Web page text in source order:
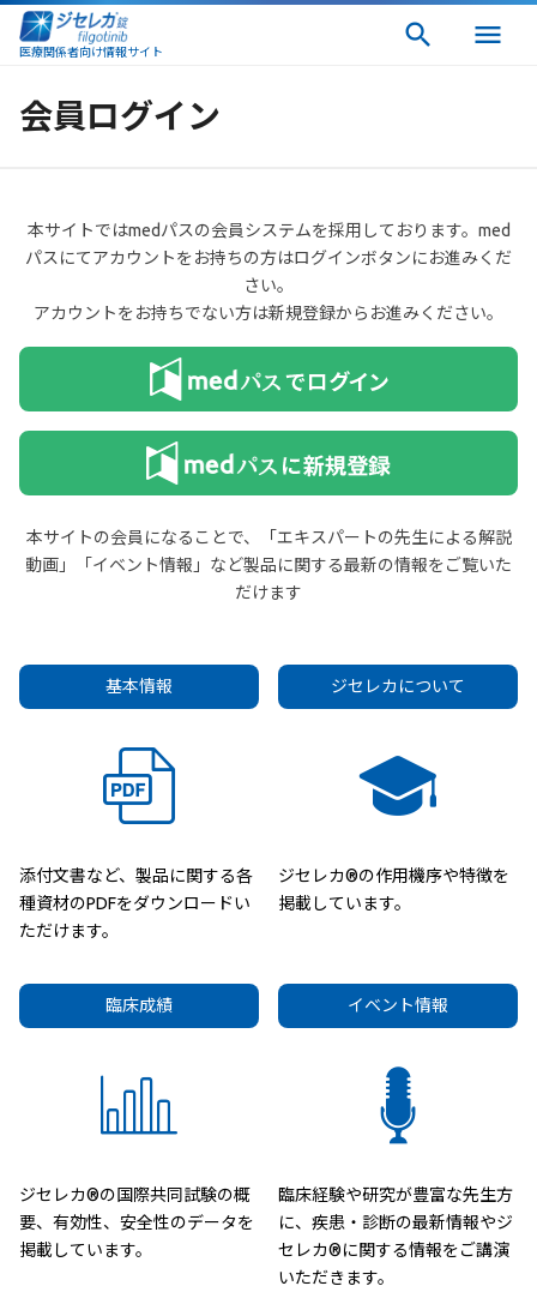
医療関係者向け情報サイト
会員ログイン
本サイトではmedパスの会員システムを採用しております。med
パスにてアカウントをお持ちの方はログインボタンにお進みくだ
さい。
アカウントをお持ちでない方は新規登録からお進みください。
本サイトの会員になることで、「エキスパートの先生による解説
動画」「イベント情報」など製品に関する最新の情報をご覧いた
だけます
基本情報
添付文書など、製品に関する各
種資材のPDFをダウンロードい
ただけます。
ジセレカについて
ジセレカ®の作用機序や特徴を
掲載しています。
臨床成績
ジセレカ®の国際共同試験の概
要、有効性、安全性のデータを
掲載しています。
イベント情報
臨床経験や研究が豊富な先生方
に、疾患・診断の最新情報やジ
セレカ®に関する情報をご講演
いただきます。